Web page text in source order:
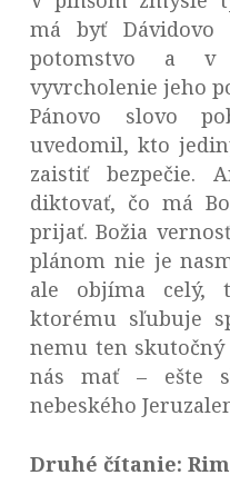
má byť Dávidovo
potomstvo a v
vyvrcholenie jeho
Pánovo slovo
uvedomil, kto
zaistiť bezpečie.
diktovať, čo má
prijať. Božia
plánom nie je
ale objíma celý,
ktorému sľubuje
nemu ten skutočný
nás mať – ešte
nebeského
Druhé čítanie: Rim